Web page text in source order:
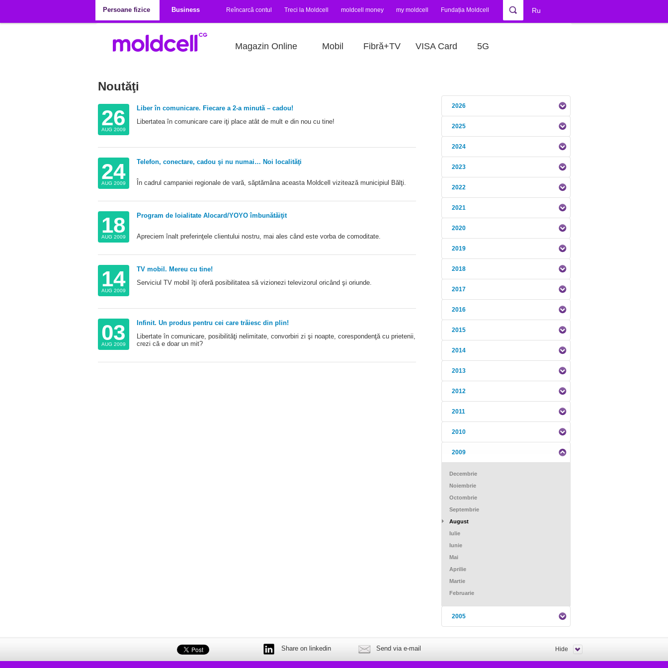
Persoane fizice
Business Reîncarcă contul Treci la Moldcell moldcell money my moldcell Fundația Moldcell Ru
Magazin Online Mobil Fibră+TV VISA Card 5G
Noutăţi
26
AUG 2009
Liber în comunicare. Fiecare a 2-a minută – cadou!
Libertatea în comunicare care iţi place atât de mult e din nou cu tine!
24
AUG 2009
Telefon, conectare, cadou şi nu numai… Noi localităţi
În cadrul campaniei regionale de vară, săptămâna aceasta Moldcell vizitează municipiul Bălţi.
18
AUG 2009
Program de loialitate Alocard/YOYO îmbunătăiţit
Apreciem înalt preferinţele clientului nostru, mai ales când este vorba de comoditate.
14
AUG 2009
TV mobil. Mereu cu tine!
Serviciul TV mobil îţi oferă posibilitatea să vizionezi televizorul oricând şi oriunde.
03
AUG 2009
Infinit. Un produs pentru cei care trăiesc din plin!
Libertate în comunicare, posibilităţi nelimitate, convorbiri zi şi noapte, corespondenţă cu prietenii,
crezi că e doar un mit?
2026
2025
2024
2023
2022
2021
2020
2019
2018
2017
2016
2015
2014
2013
2012
2011
2010
2009
Decembrie
Noiembrie
Octombrie
Septembrie
August
Iulie
Iunie
Mai
Aprilie
Martie
Februarie
2005
Share on linkedin Send via e-mail Hide